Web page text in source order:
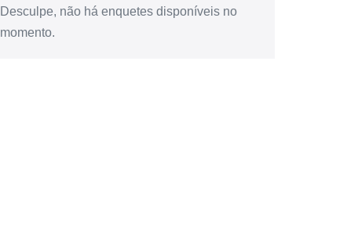
Desculpe, não há enquetes disponíveis no
momento.